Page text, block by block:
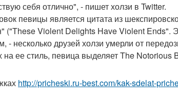
себя отлично", - пишет холзи в Twitter.
певицы является цитата из
("These Violent Delights Have Violent Ends".
- несколько друзей холзи умерли от
ее стиль, певица выделяет The Notorious
http://pricheski.ru-best.com/kak-sdelat-